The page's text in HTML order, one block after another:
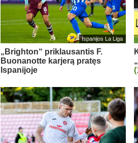
Ispanijos La Liga
„Brighton“ priklausantis F.
Buonanotte karjerą pratęs
Ispanijoje